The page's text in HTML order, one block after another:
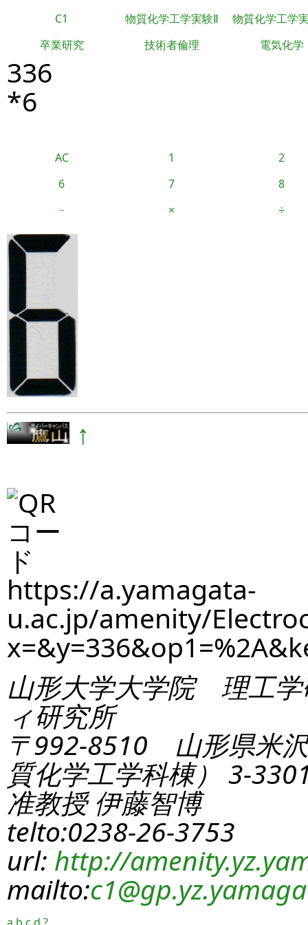
C1 物質化学工学実験Ⅱ
物質化学工学
卒業研究
技術者倫理 電気化学
336
*6
AC 1
2
6
7
8
−
× ÷
↑
https://a.yamagata-
u.ac.jp/amenity/
山形大学大学院 理工学
ィ研究所
〒992-8510 山形県米
質化学工学科棟） 3-
准教授 伊藤智博
telto:0238-26-3753
url: http://
mailto:c1